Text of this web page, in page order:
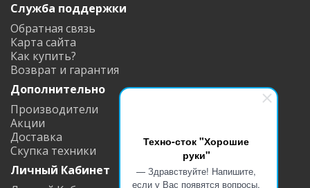
Техно-сток "Хорошие
руки"
— Здравствуйте! Напишите,
если у Вас появятся вопросы,
Служба поддержки
Обратная связь
Карта сайта
Как купить?
Возврат и гарантия
Дополнительно
Производители
Акции
Доставка
Скупка техники
Личный Кабинет